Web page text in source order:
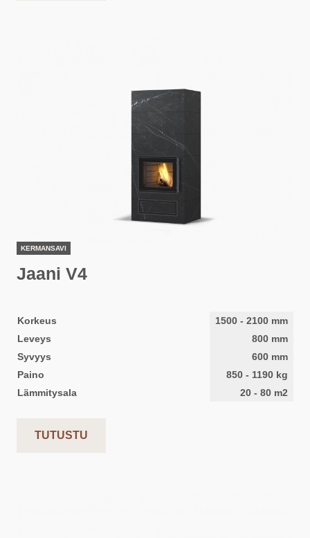
KERMANSAVI
Jaani V4
Korkeus 1500 - 2100 mm
Leveys
800 mm
Syvyys
600 mm
Paino
850 - 1190 kg
Lämmitysala
20 - 80 m2
TUTUSTU